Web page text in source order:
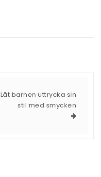
Låt barnen uttrycka sin
stil med smycken